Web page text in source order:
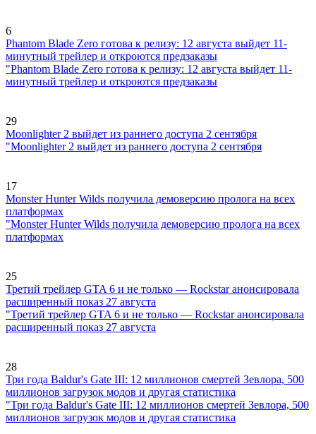
6
Phantom Blade Zero готова к релизу: 12 августа выйдет 11-
минутный трейлер и откроются предзаказы
"Phantom Blade Zero готова к релизу: 12 августа выйдет 11-
минутный трейлер и откроются предзаказы
29
Moonlighter 2 выйдет из раннего доступа 2 сентября
"Moonlighter 2 выйдет из раннего доступа 2 сентября
17
Monster Hunter Wilds получила демоверсию пролога на всех
платформах
"Monster Hunter Wilds получила демоверсию пролога на всех
платформах
25
Третий трейлер GTA 6 и не только — Rockstar анонсировала
расширенный показ 27 августа
"Третий трейлер GTA 6 и не только — Rockstar анонсировала
расширенный показ 27 августа
28
Три года Baldur's Gate III: 12 миллионов смертей Зевлора, 500
миллионов загрузок модов и другая статистика
"Три года Baldur's Gate III: 12 миллионов смертей Зевлора, 500
миллионов загрузок модов и другая статистика